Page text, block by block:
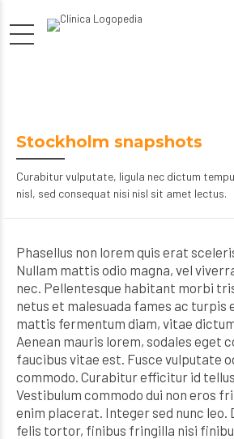
Stockholm snapshots
Curabitur vulputate, ligula nec dictum
nisl, sed consequat nisi nisl sit amet lectus.
Phasellus non lorem quis erat
Nullam mattis odio magna, vel
nec. Pellentesque habitant morbi
netus et malesuada fames ac turpis
mattis fermentum diam, vitae
Aenean mauris lorem, sodales eget
faucibus vitae est. Fusce vulputate
commodo. Curabitur efficitur id
Vestibulum commodo dui non eros
enim placerat. Integer sed nunc leo.
felis tortor, finibus fringilla nisi